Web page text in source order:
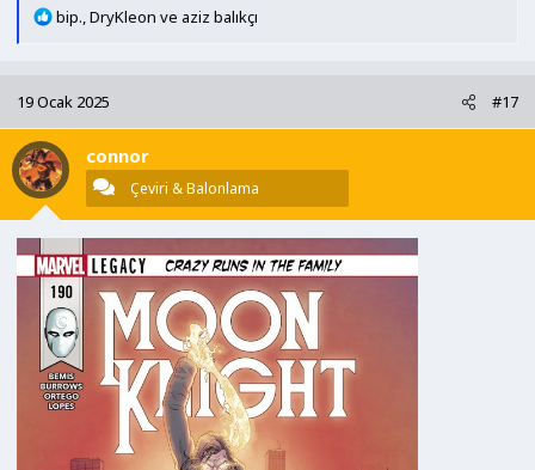
T
i
l
e
r
bip.,DryKleon ve aziz balıkçı
19 Ocak 2025 #17
connor
Çeviri & Balonlama